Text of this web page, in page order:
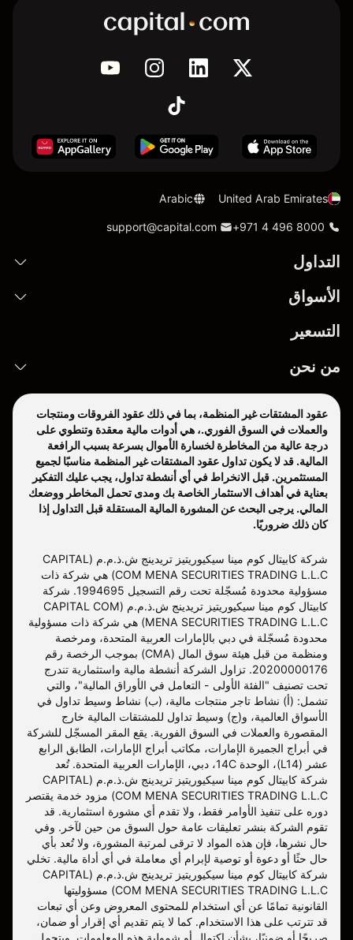
United Arab Emirates
Arabic
+971 4 496 8000
support@capital.com
التداول
الأسواق
التسعير
من نحن
عقود المشتقات غير المنظمة، بما في ذلك عقود الفروقات ومنتجات
والعملات في السوق الفوري.، هي أدوات مالية معقدة وتنطوي على
درجة عالية من المخاطرة لخسارة الأموال بسرعة بسبب الرافعة
المالية. قد لا يكون تداول عقود المشتقات غير المنظمة مناسبًا لجميع
المستثمرين. قبل الانخراط في أي أنشطة تداول، يجب عليك التفكير
بعناية في أهداف الاستثمار الخاصة بك ومدى تحمل المخاطر ووضعك
المالي. يرجى البحث عن المشورة المالية المستقلة قبل التداول إذا
كان ذلك ضروريًا.
شركة كابيتال كوم مينا سيكيوريتيز تريدينج ش.ذ.م.م (CAPITAL
COM MENA SECURITIES TRADING L.L.C) هي شركة ذات
مسؤولية محدودة مُسجّلة تحت رقم التسجيل 1994695. شركة
كابيتال كوم مينا سيكيوريتيز تريدينج ش.ذ.م.م (CAPITAL COM
MENA SECURITIES TRADING L.L.C) هي شركة ذات مسؤولية
محدودة مُسجّلة في دبي بالإمارات العربية المتحدة، ومرخصة
ومنظمة من قبل هيئة سوق المال (CMA) بموجب الرخصة رقم
20200000176. تزاول الشركة أنشطة مالية واستثمارية تندرج
تحت تصنيف "الفئة الأولى - التعامل في الأوراق المالية"، والتي
تشمل: (أ) نشاط تاجر منتجات مالية، (ب) نشاط وسيط تداول في
الأسواق العالمية، و(ج) وسيط تداول للمشتقات المالية خارج
المقصورة والعملات في السوق الفورية. يقع المقر المسجّل للشركة
في أبراج الجميرة الإمارات، مكاتب أبراج الإمارات، الطابق الرابع
عشر (L14)، الوحدة 14C، دبي، الإمارات العربية المتحدة. تُعد
شركة كابيتال كوم مينا سيكيوريتيز تريدينج ش.ذ.م.م (CAPITAL
COM MENA SECURITIES TRADING L.L.C) مزود خدمة يقتصر
دوره على تنفيذ الأوامر فقط، ولا تقدم أي مشورة استثمارية. قد
تقوم الشركة بنشر تعليقات عامة حول السوق من حين لآخر. وفي
حال نشرها، فإن هذه المواد لا ترقى لمرتبة المشورة، ولا تُعد بأي
حال حثًا أو دعوة أو توصية لإبرام أي معاملة في أي أداة مالية. تخلي
شركة كابيتال كوم مينا سيكيوريتيز تريدينج ش.ذ.م.م (CAPITAL
COM MENA SECURITIES TRADING L.L.C) مسؤوليتها
القانونية تمامًا عن أي استخدام للمحتوى المعروض وعن أي تبعات
قد تترتب على هذا الاستخدام. كما لا يتم تقديم أي إقرار أو ضمان،